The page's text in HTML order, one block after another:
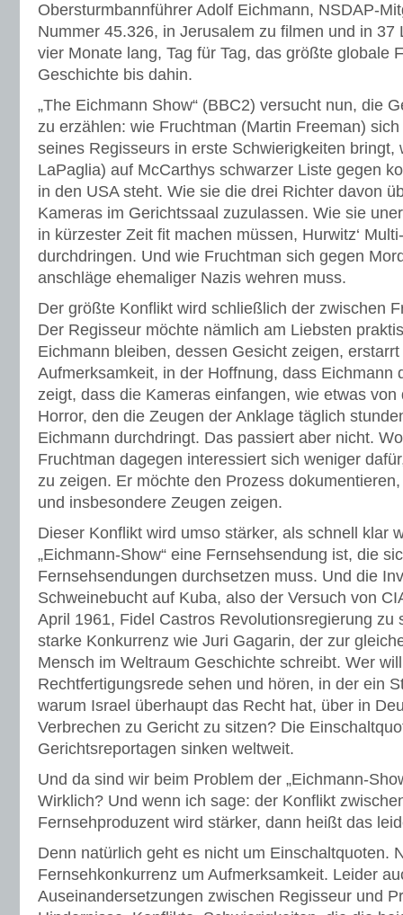
Obersturmbannführer Adolf Eichmann, NSDAP-
Nummer 45.326, in Jerusalem zu filmen und in 37
vier Monate lang, Tag für Tag, das größte globale
Geschichte bis dahin.
„The Eichmann Show“ (BBC2) versucht nun, die
zu erzählen: wie Fruchtman (Martin Freeman)
seines Regisseurs in erste Schwierigkeiten bringt,
LaPaglia) auf McCarthys schwarzer Liste gegen
in den USA steht. Wie sie die drei Richter davon
Kameras im Gerichtssaal zuzulassen. Wie sie
in kürzester Zeit fit machen müssen, Hurwitz‘
durchdringen. Und wie Fruchtman sich gegen
anschläge ehemaliger Nazis wehren muss.
Der größte Konflikt wird schließlich der zwischen
Der Regisseur möchte nämlich am Liebsten
Eichmann bleiben, dessen Gesicht zeigen,
Aufmerksamkeit, in der Hoffnung, dass Eichmann
zeigt, dass die Kameras einfangen, wie etwas von
Horror, den die Zeugen der Anklage täglich
Eichmann durchdringt. Das passiert aber nicht.
Fruchtman dagegen interessiert sich weniger
zu zeigen. Er möchte den Prozess
und insbesondere Zeugen zeigen.
Dieser Konflikt wird umso stärker, als schnell klar
„Eichmann-Show“ eine Fernsehsendung ist, die
Fernsehsendungen durchsetzen muss. Und die
Schweinebucht auf Kuba, also der Versuch von
April 1961, Fidel Castros Revolutionsregierung zu
starke Konkurrenz wie Juri Gagarin, der zur
Mensch im Weltraum Geschichte schreibt. Wer
Rechtfertigungsrede sehen und hören, in der ein
warum Israel überhaupt das Recht hat, über in
Verbrechen zu Gericht zu sitzen? Die
Gerichtsreportagen sinken weltweit.
Und da sind wir beim Problem der „Eichmann-
Wirklich? Und wenn ich sage: der Konflikt
Fernsehproduzent wird stärker, dann heißt das
Denn natürlich geht es nicht um Einschaltquoten.
Fernsehkonkurrenz um Aufmerksamkeit. Leider
Auseinandersetzungen zwischen Regisseur und